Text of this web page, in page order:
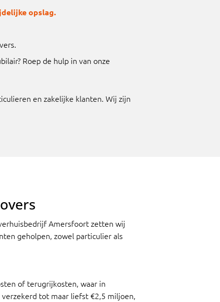
opslag.
Roep de hulp in van onze
en zakelijke klanten. Wij zijn
Amersfoort zetten wij
geholpen, zowel particulier als
of terugrijkosten, waar in
tot maar liefst €2,5 miljoen,